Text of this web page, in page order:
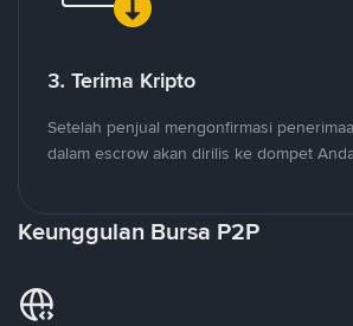
3. Terima Kripto
Setelah penjual mengonfirmasi
dalam escrow akan dirilis ke dompet
Keunggulan Bursa P2P